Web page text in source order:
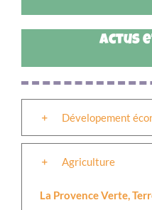
Actus
Dévelopement
Agriculture
La Provence Verte,